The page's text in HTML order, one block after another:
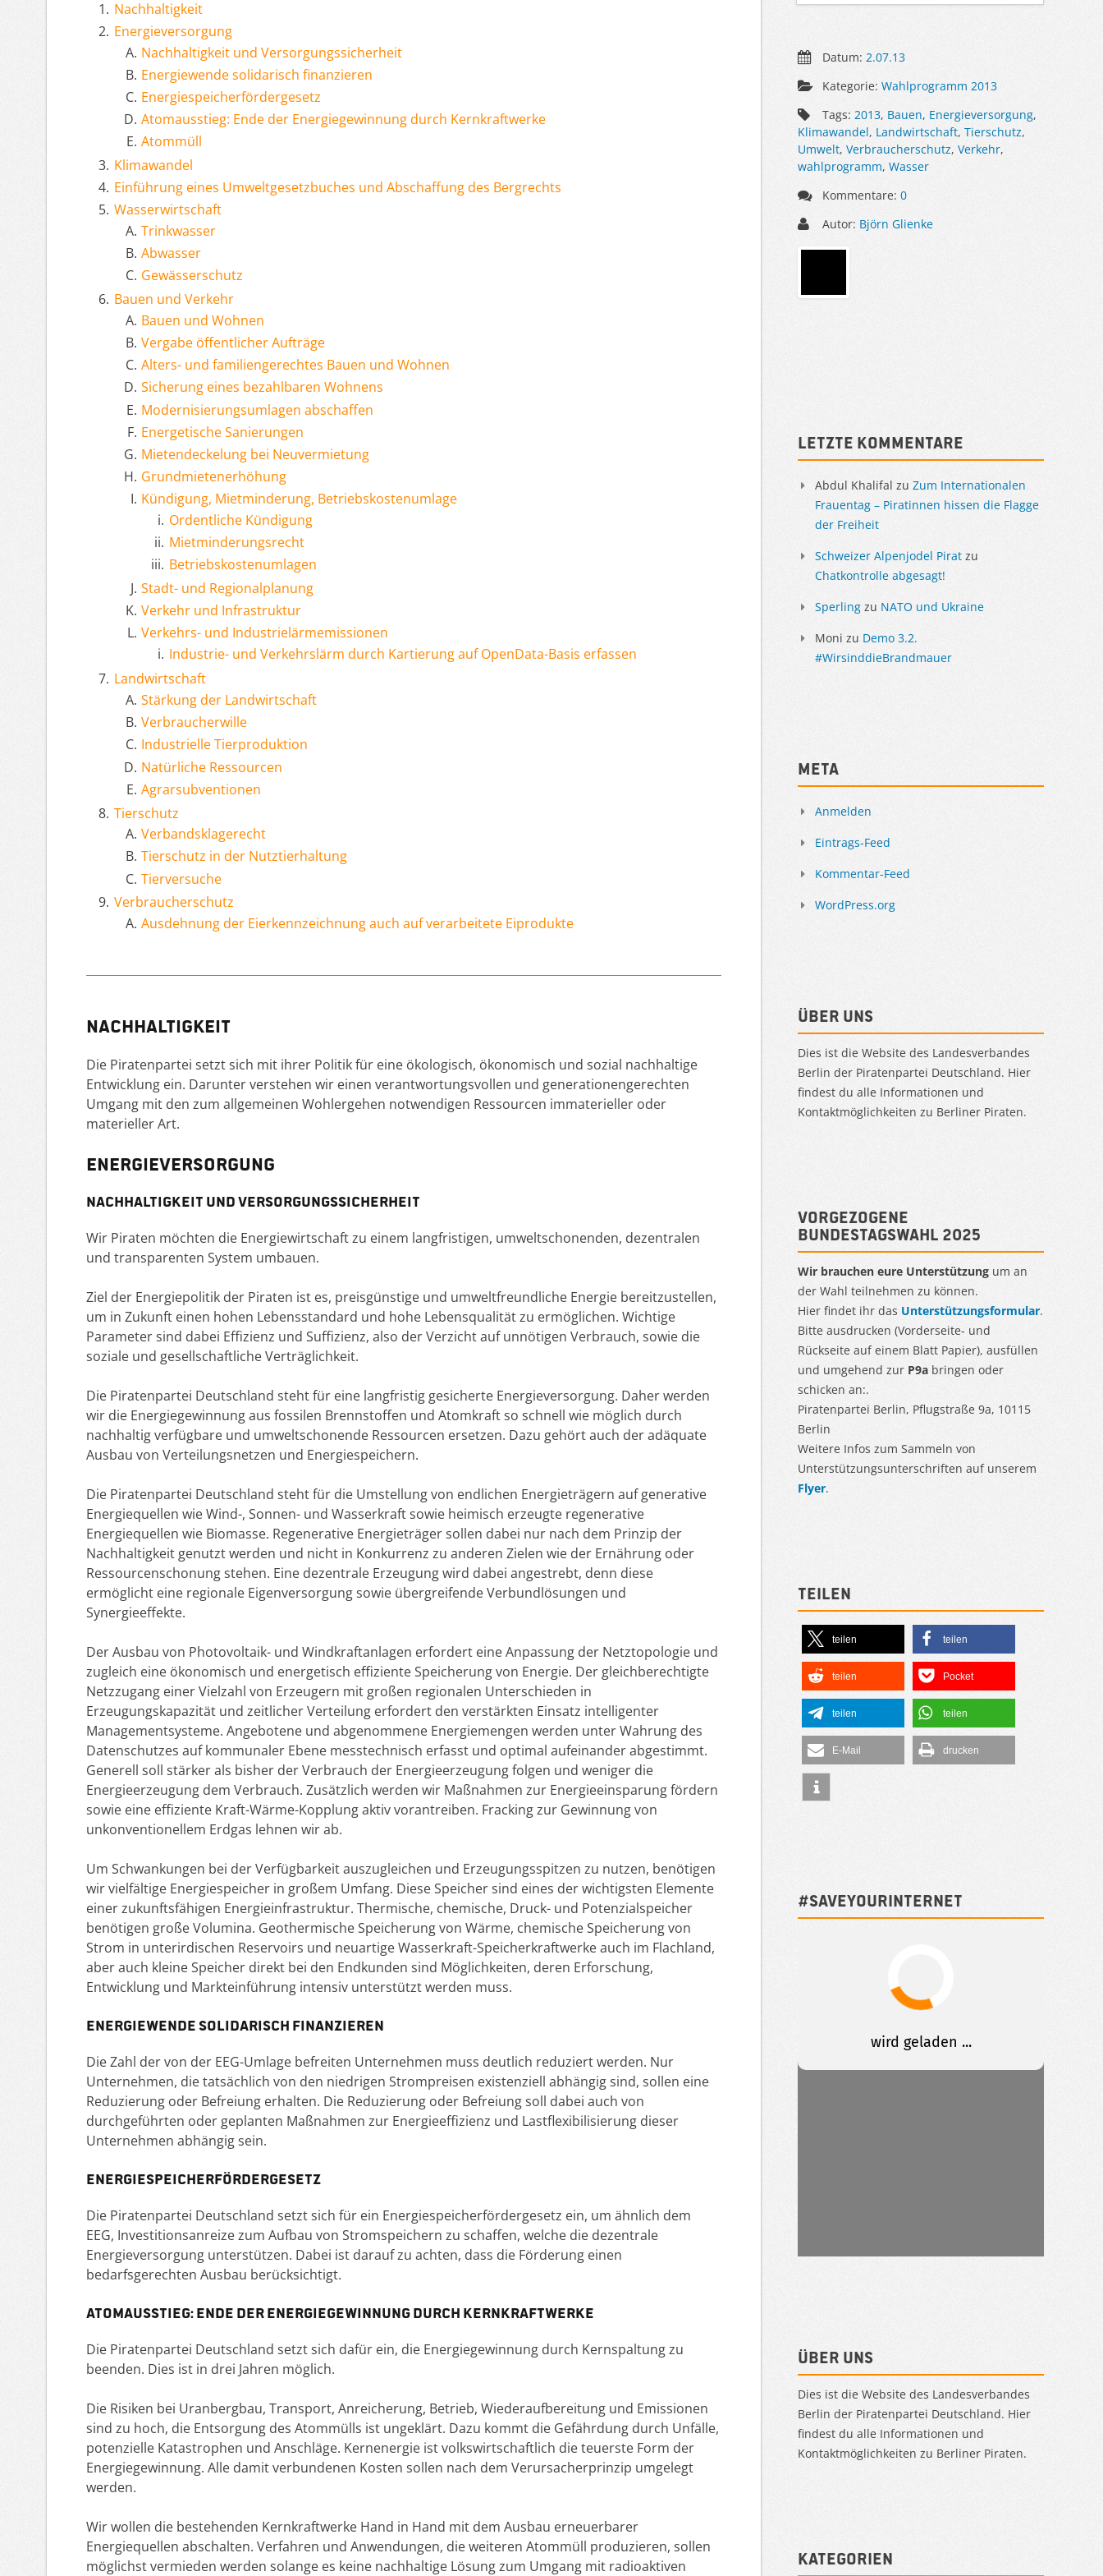
Nachhaltigkeit
Energieversorgung
Nachhaltigkeit und Versorgungssicherheit
Energiewende solidarisch finanzieren
Energiespeicherfördergesetz
Atomausstieg: Ende der Energiegewinnung durch Kernkraftwerke
Atommüll
Klimawandel
Einführung eines Umweltgesetzbuches und Abschaffung des Bergrechts
Wasserwirtschaft
Trinkwasser
Abwasser
Gewässerschutz
Bauen und Verkehr
Bauen und Wohnen
Vergabe öffentlicher Aufträge
Alters- und familiengerechtes Bauen und Wohnen
Sicherung eines bezahlbaren Wohnens
Modernisierungsumlagen abschaffen
Energetische Sanierungen
Mietendeckelung bei Neuvermietung
Grundmietenerhöhung
Kündigung, Mietminderung, Betriebskostenumlage
Ordentliche Kündigung
Mietminderungsrecht
Betriebskostenumlagen
Stadt- und Regionalplanung
Verkehr und Infrastruktur
Verkehrs- und Industrielärmemissionen
Industrie- und Verkehrslärm durch Kartierung auf OpenData-Basis erfassen
Landwirtschaft
Stärkung der Landwirtschaft
Verbraucherwille
Industrielle Tierproduktion
Natürliche Ressourcen
Agrarsubventionen
Tierschutz
Verbandsklagerecht
Tierschutz in der Nutztierhaltung
Tierversuche
Verbraucherschutz
Ausdehnung der Eierkennzeichnung auch auf verarbeitete Eiprodukte
Nachhaltigkeit
Die Piratenpartei setzt sich mit ihrer Politik für eine ökologisch, ökonomisch und sozial nachhaltige
Entwicklung ein. Darunter verstehen wir einen verantwortungsvollen und generationengerechten
Umgang mit den zum allgemeinen Wohlergehen notwendigen Ressourcen immaterieller oder
materieller Art.
Energieversorgung
Nachhaltigkeit und Versorgungssicherheit
Wir Piraten möchten die Energiewirtschaft zu einem langfristigen, umweltschonenden, dezentralen
und transparenten System umbauen.
Ziel der Energiepolitik der Piraten ist es, preisgünstige und umweltfreundliche Energie bereitzustellen,
um in Zukunft einen hohen Lebensstandard und hohe Lebensqualität zu ermöglichen. Wichtige
Parameter sind dabei Effizienz und Suffizienz, also der Verzicht auf unnötigen Verbrauch, sowie die
soziale und gesellschaftliche Verträglichkeit.
Die Piratenpartei Deutschland steht für eine langfristig gesicherte Energieversorgung. Daher werden
wir die Energiegewinnung aus fossilen Brennstoffen und Atomkraft so schnell wie möglich durch
nachhaltig verfügbare und umweltschonende Ressourcen ersetzen. Dazu gehört auch der adäquate
Ausbau von Verteilungsnetzen und Energiespeichern.
Die Piratenpartei Deutschland steht für die Umstellung von endlichen Energieträgern auf generative
Energiequellen wie Wind-, Sonnen- und Wasserkraft sowie heimisch erzeugte regenerative
Energiequellen wie Biomasse. Regenerative Energieträger sollen dabei nur nach dem Prinzip der
Nachhaltigkeit genutzt werden und nicht in Konkurrenz zu anderen Zielen wie der Ernährung oder
Ressourcenschonung stehen. Eine dezentrale Erzeugung wird dabei angestrebt, denn diese
ermöglicht eine regionale Eigenversorgung sowie übergreifende Verbundlösungen und
Synergieeffekte.
Der Ausbau von Photovoltaik- und Windkraftanlagen erfordert eine Anpassung der Netztopologie und
zugleich eine ökonomisch und energetisch effiziente Speicherung von Energie. Der gleichberechtigte
Netzzugang einer Vielzahl von Erzeugern mit großen regionalen Unterschieden in
Erzeugungskapazität und zeitlicher Verteilung erfordert den verstärkten Einsatz intelligenter
Managementsysteme. Angebotene und abgenommene Energiemengen werden unter Wahrung des
Datenschutzes auf kommunaler Ebene messtechnisch erfasst und optimal aufeinander abgestimmt.
Generell soll stärker als bisher der Verbrauch der Energieerzeugung folgen und weniger die
Energieerzeugung dem Verbrauch. Zusätzlich werden wir Maßnahmen zur Energieeinsparung fördern
sowie eine effiziente Kraft-Wärme-Kopplung aktiv vorantreiben. Fracking zur Gewinnung von
unkonventionellem Erdgas lehnen wir ab.
Um Schwankungen bei der Verfügbarkeit auszugleichen und Erzeugungsspitzen zu nutzen, benötigen
wir vielfältige Energiespeicher in großem Umfang. Diese Speicher sind eines der wichtigsten Elemente
einer zukunftsfähigen Energieinfrastruktur. Thermische, chemische, Druck- und Potenzialspeicher
benötigen große Volumina. Geothermische Speicherung von Wärme, chemische Speicherung von
Strom in unterirdischen Reservoirs und neuartige Wasserkraft-Speicherkraftwerke auch im Flachland,
aber auch kleine Speicher direkt bei den Endkunden sind Möglichkeiten, deren Erforschung,
Entwicklung und Markteinführung intensiv unterstützt werden muss.
Energiewende solidarisch finanzieren
Die Zahl der von der EEG-Umlage befreiten Unternehmen muss deutlich reduziert werden. Nur
Unternehmen, die tatsächlich von den niedrigen Strompreisen existenziell abhängig sind, sollen eine
Reduzierung oder Befreiung erhalten. Die Reduzierung oder Befreiung soll dabei auch von
durchgeführten oder geplanten Maßnahmen zur Energieeffizienz und Lastflexibilisierung dieser
Unternehmen abhängig sein.
Energiespeicherfördergesetz
Die Piratenpartei Deutschland setzt sich für ein Energiespeicherfördergesetz ein, um ähnlich dem
EEG, Investitionsanreize zum Aufbau von Stromspeichern zu schaffen, welche die dezentrale
Energieversorgung unterstützen. Dabei ist darauf zu achten, dass die Förderung einen
bedarfsgerechten Ausbau berücksichtigt.
Atomausstieg: Ende der Energiegewinnung durch Kernkraftwerke
Die Piratenpartei Deutschland setzt sich dafür ein, die Energiegewinnung durch Kernspaltung zu
beenden. Dies ist in drei Jahren möglich.
Die Risiken bei Uranbergbau, Transport, Anreicherung, Betrieb, Wiederaufbereitung und Emissionen
sind zu hoch, die Entsorgung des Atommülls ist ungeklärt. Dazu kommt die Gefährdung durch Unfälle,
potenzielle Katastrophen und Anschläge. Kernenergie ist volkswirtschaftlich die teuerste Form der
Energiegewinnung. Alle damit verbundenen Kosten sollen nach dem Verursacherprinzip umgelegt
werden.
Wir wollen die bestehenden Kernkraftwerke Hand in Hand mit dem Ausbau erneuerbarer
Energiequellen abschalten. Verfahren und Anwendungen, die weiteren Atommüll produzieren, sollen
möglichst vermieden werden solange es keine nachhaltige Lösung zum Umgang mit radioaktiven
Datum: 2.07.13
Kategorie:Wahlprogramm 2013
Tags: 2013, Bauen, Energieversorgung,
Klimawandel, Landwirtschaft, Tierschutz,
Umwelt, Verbraucherschutz, Verkehr,
wahlprogramm, Wasser
Kommentare:0
Autor: Björn Glienke
Letzte Kommentare
Abdul Khalifal zu Zum Internationalen
Frauentag – Piratinnen hissen die Flagge
der Freiheit
Schweizer Alpenjodel Pirat zu
Chatkontrolle abgesagt!
Sperling zu NATO und Ukraine
Moni zu Demo 3.2.
#WirsinddieBrandmauer
Meta
Anmelden
Eintrags-Feed
Kommentar-Feed
WordPress.org
Über uns
Dies ist die Website des Landesverbandes
Berlin der Piratenpartei Deutschland. Hier
findest du alle Informationen und
Kontaktmöglichkeiten zu Berliner Piraten.
Vorgezogene
Bundestagswahl 2025
Wir brauchen eure Unterstützung um an
der Wahl teilnehmen zu können.
Hier findet ihr das Unterstützungsformular.
Bitte ausdrucken (Vorderseite- und
Rückseite auf einem Blatt Papier), ausfüllen
und umgehend zur P9a bringen oder
schicken an:.
Piratenpartei Berlin, Pflugstraße 9a, 10115
Berlin
Weitere Infos zum Sammeln von
Unterstützungsunterschriften auf unserem
Flyer.
Teilen
teilen teilen
teilen Pocket
teilen teilen
E-Mail drucken
#SAVEYOURINTERNET
Über uns
Dies ist die Website des Landesverbandes
Berlin der Piratenpartei Deutschland. Hier
findest du alle Informationen und
Kontaktmöglichkeiten zu Berliner Piraten.
Kategorien